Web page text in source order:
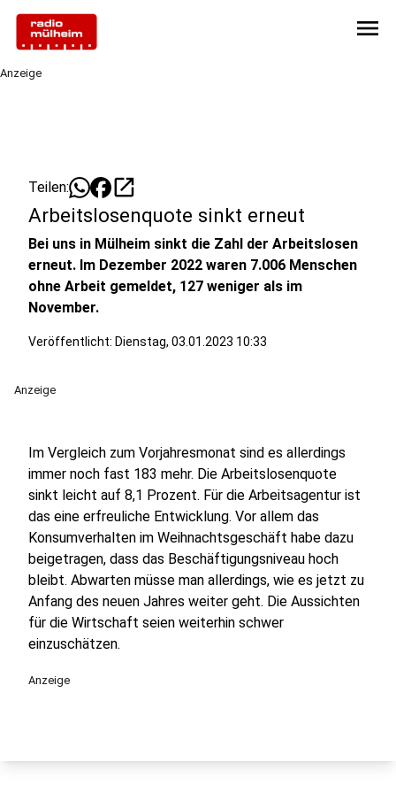
menu
Anzeige
Teilen: open_in_new
Arbeitslosenquote sinkt erneut
Bei uns in Mülheim sinkt die Zahl der Arbeitslosen
erneut. Im Dezember 2022 waren 7.006 Menschen
ohne Arbeit gemeldet, 127 weniger als im
November.
Veröffentlicht: Dienstag, 03.01.2023 10:33
Anzeige
Im Vergleich zum Vorjahresmonat sind es allerdings
immer noch fast 183 mehr. Die Arbeitslosenquote
sinkt leicht auf 8,1 Prozent. Für die Arbeitsagentur ist
das eine erfreuliche Entwicklung. Vor allem das
Konsumverhalten im Weihnachtsgeschäft habe dazu
beigetragen, dass das Beschäftigungsniveau hoch
bleibt. Abwarten müsse man allerdings, wie es jetzt zu
Anfang des neuen Jahres weiter geht. Die Aussichten
für die Wirtschaft seien weiterhin schwer
einzuschätzen.
Anzeige